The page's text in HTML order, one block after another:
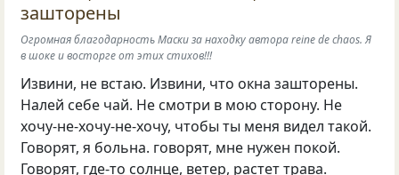
зашторены
Огромная благодарность Маски за находку автора reine de chaos. Я
в шоке и восторге от этих стихов!!!
Извини, не встаю. Извини, что окна зашторены.
Налей себе чай. Не смотри в мою сторону. Не
хочу-не-хочу-не-хочу, чтобы ты меня видел такой.
Говорят, я больна. говорят, мне нужен покой.
Говорят, где-то солнце, ветер, растет трава.